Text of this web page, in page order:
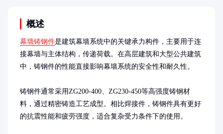
概述
幕墙铸钢件是建筑幕墙系统中的关键承力构件，主要用于连
接幕墙与主体结构，传递荷载。在高层建筑和大型公共建筑
中，铸钢件的性能直接影响幕墙系统的安全性和耐久性。
铸钢件通常采用ZG200-400、ZG230-450等高强度铸钢材
料，通过精密铸造工艺成型。相比焊接件，铸钢件具有更好
的抗震性能和疲劳强度，适合复杂受力条件下的使用。